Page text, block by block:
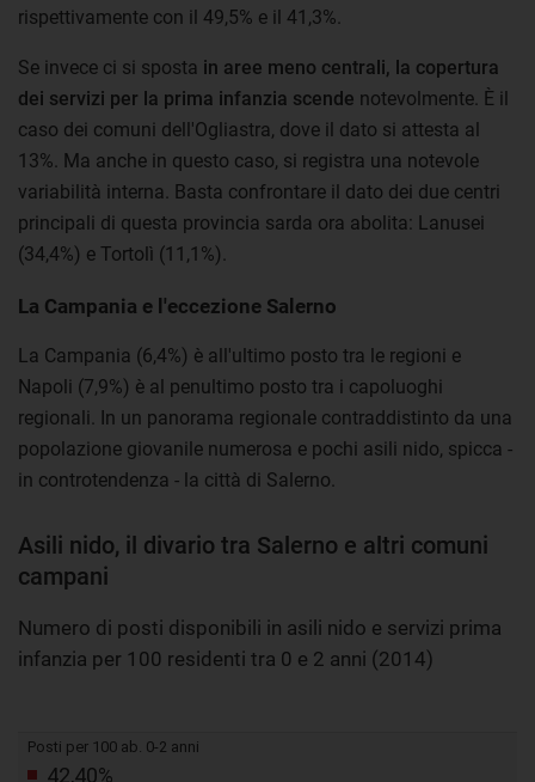
rispettivamente con il 49,5% e il 41,3%.
Se invece ci si sposta in aree meno centrali, la copertura
dei servizi per la prima infanzia scende notevolmente. È il
caso dei comuni dell'Ogliastra, dove il dato si attesta al
13%. Ma anche in questo caso, si registra una notevole
variabilità interna. Basta confrontare il dato dei due centri
principali di questa provincia sarda ora abolita: Lanusei
(34,4%) e Tortolì (11,1%).
La Campania e l'eccezione Salerno
La Campania (6,4%) è all'ultimo posto tra le regioni e
Napoli (7,9%) è al penultimo posto tra i capoluoghi
regionali. In un panorama regionale contraddistinto da una
popolazione giovanile numerosa e pochi asili nido, spicca -
in controtendenza - la città di Salerno.
Asili nido, il divario tra Salerno e altri comuni
campani
Numero di posti disponibili in asili nido e servizi prima
infanzia per 100 residenti tra 0 e 2 anni (2014)